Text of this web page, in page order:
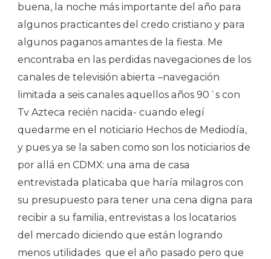
buena, la noche más importante del año para
algunos practicantes del credo cristiano y para
algunos paganos amantes de la fiesta. Me
encontraba en las perdidas navegaciones de los
canales de televisión abierta –navegación
limitada a seis canales aquellos años 90´s con
Tv Azteca recién nacida- cuando elegí
quedarme en el noticiario Hechos de Mediodía,
y pues ya se la saben como son los noticiarios de
por allá en CDMX: una ama de casa
entrevistada platicaba que haría milagros con
su presupuesto para tener una cena digna para
recibir a su familia, entrevistas a los locatarios
del mercado diciendo que están logrando
menos utilidades que el año pasado pero que